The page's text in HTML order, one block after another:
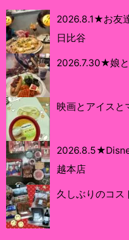
2026.8.1★お友
日比谷
2026.7.30★娘
映画とアイスと
越本店
久しぶりのコス